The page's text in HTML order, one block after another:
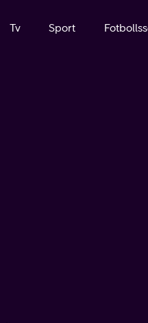
Tv Sport